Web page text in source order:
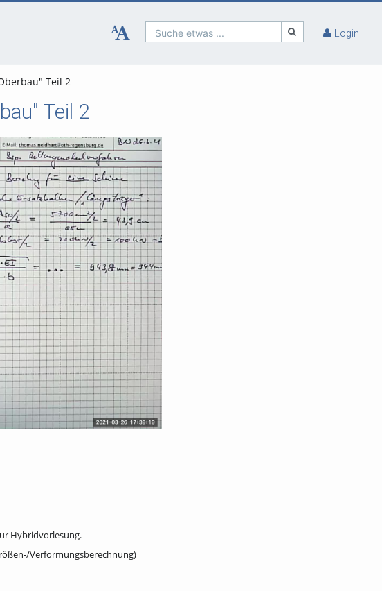
Suche etwas ... Login
Teil 2
Teil 2
Hybridvorlesung.
Verformungsberechnung)